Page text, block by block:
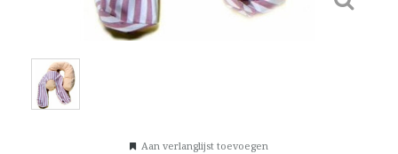
Aan verlanglijst toevoegen